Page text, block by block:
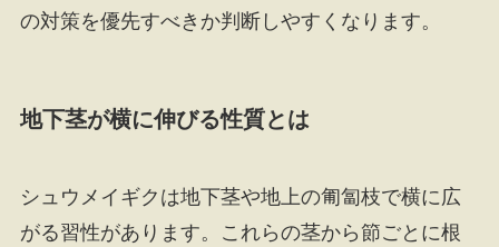
の対策を優先すべきか判断しやすくなります。
地下茎が横に伸びる性質とは
シュウメイギクは地下茎や地上の匍匐枝で横に広
がる習性があります。これらの茎から節ごとに根